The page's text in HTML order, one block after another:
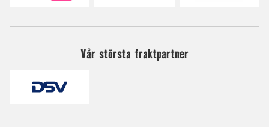
Vår största fraktpartner